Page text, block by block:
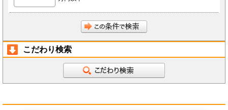
こだわり検索